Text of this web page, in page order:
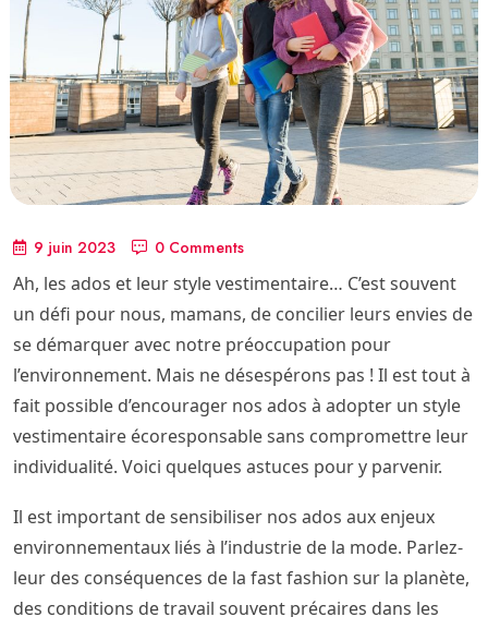
9 juin 2023 0 Comments
Ah, les ados et leur style vestimentaire… C’est souvent
un défi pour nous, mamans, de concilier leurs envies de
se démarquer avec notre préoccupation pour
l’environnement. Mais ne désespérons pas ! Il est tout à
fait possible d’encourager nos ados à adopter un style
vestimentaire écoresponsable sans compromettre leur
individualité. Voici quelques astuces pour y parvenir.
Il est important de sensibiliser nos ados aux enjeux
environnementaux liés à l’industrie de la mode. Parlez-
leur des conséquences de la fast fashion sur la planète,
des conditions de travail souvent précaires dans les